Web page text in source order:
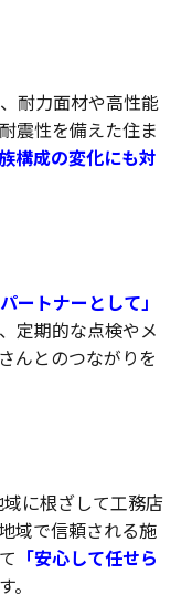
耐力面材や高性能
震性を備えた住ま
構成の変化にも対
ートナーとして」
定期的な点検やメ
んとのつながりを
に根ざして工務店
域で信頼される施
「安心して任せら
。